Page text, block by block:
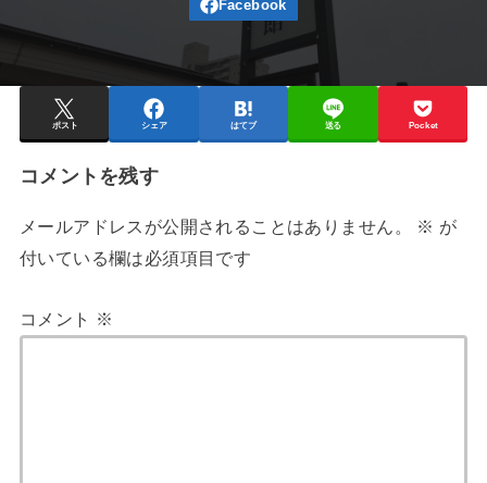
ポスト シェア はてブ 送る Pocket
コメントを残す
メールアドレスが公開されることはありません。 ※ が
付いている欄は必須項目です
コメント ※